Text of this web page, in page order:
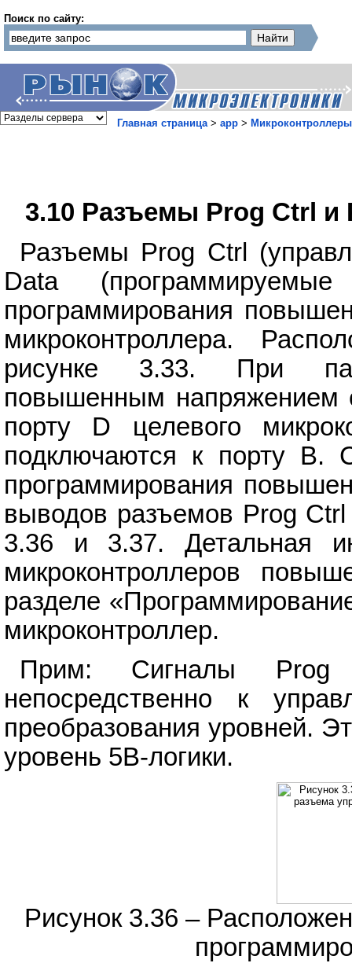
Поиск по сайту:
Главная страница> app > Микроконтроллеры
3.10 Разъемы Prog Ctrl и
Разъемы Prog Ctrl
Data
программирования
микроконтроллера.
рисунке 3.33. При
повышенным напряжением
порту D целевого
подключаются к порту B.
программирования
выводов разъемов Prog
3.36 и 3.37. Детальная
микроконтроллеров
разделе
микроконтроллер.
Прим: Сигналы
непосредственно к
преобразования уровней.
уровень 5В-логики.
Рисунок 3.36 –